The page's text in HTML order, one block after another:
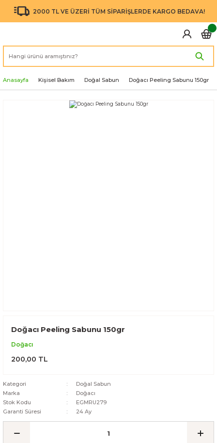
2000 TL VE ÜZERİ TÜM SİPARİŞLERDE KARGO BEDAVA!
Anasayfa Kişisel Bakım Doğal Sabun Doğacı Peeling Sabunu 150gr
Doğacı Peeling Sabunu 150gr
Doğacı
200,00 TL
Kategori
Doğal Sabun
Marka
Doğacı
Stok Kodu
EGMRU279
Garanti Süresi
24 Ay